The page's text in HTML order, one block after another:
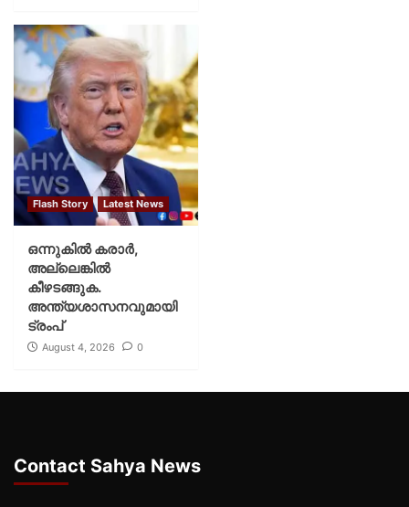
Flash Story Latest News
ഒന്നുകില്‍ കരാര്‍,
അല്ലെങ്കില്‍
കീഴടങ്ങുക.
അന്ത്യശാസനവുമായി
ട്രംപ്
August 4, 2026 0
Contact Sahya News